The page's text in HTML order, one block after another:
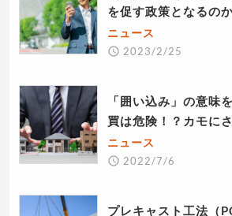
を促す政策となるの
ニュース
2023/2/25
「囲い込み」の意味
買は危険！？カモに
ニュース
2022/7/6
プレキャスト工法（